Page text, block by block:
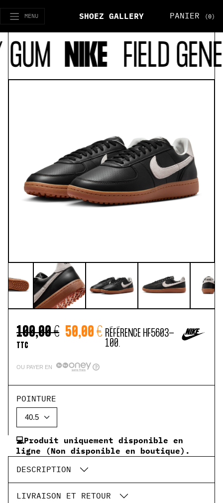
MENU SHOEZ GALLERY PANIER (0)
NIKE FIELD
100,00 € 50,00 €
TTC
OU PAYER EN
RÉFÉRENCE HF5603-
100.
POINTURE
💻Produit uniquement disponible en
ligne (Non disponible en boutique).
DESCRIPTION
LIVRAISON ET RETOUR